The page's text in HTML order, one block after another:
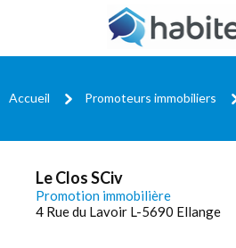
Accueil Promoteurs immobiliers
Le Clos SCiv
Promotion immobilière
4 Rue du Lavoir L-5690 Ellange